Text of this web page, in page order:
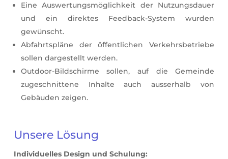
Eine Auswertungsmöglichkeit der Nutzungsdauer
und ein direktes Feedback-System wurden
gewünscht.
Abfahrtspläne der öffentlichen Verkehrsbetriebe
sollen dargestellt werden.
Outdoor-Bildschirme sollen, auf die Gemeinde
zugeschnittene Inhalte auch ausserhalb von
Gebäuden zeigen.
Unsere Lösung
Individuelles Design und Schulung: